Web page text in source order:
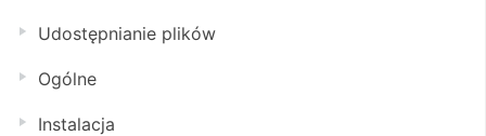
Udostępnianie plików
Ogólne
Instalacja